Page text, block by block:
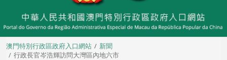
澳門特別行政區政府入口網站
新聞
行政長官岑浩輝訪問大灣區內地六市